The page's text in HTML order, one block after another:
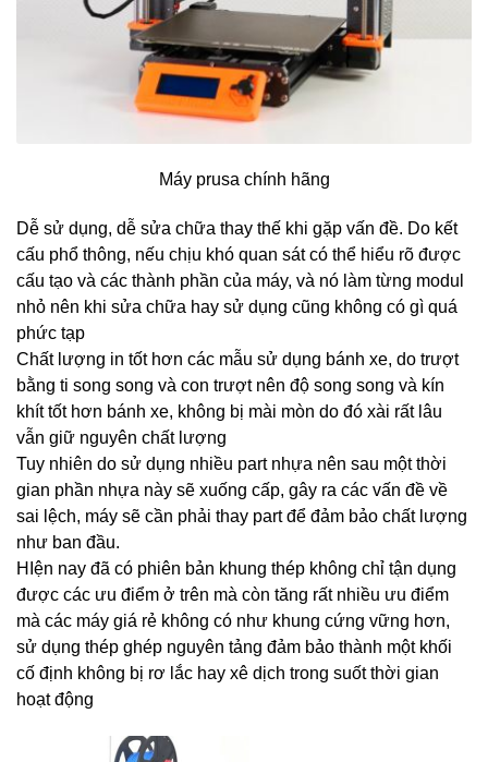
Máy prusa chính hãng
Dễ sử dụng, dễ sửa chữa thay thế khi gặp vấn đề. Do kết
cấu phổ thông, nếu chịu khó quan sát có thể hiểu rõ được
cấu tạo và các thành phần của máy, và nó làm từng modul
nhỏ nên khi sửa chữa hay sử dụng cũng không có gì quá
phức tạp
Chất lượng in tốt hơn các mẫu sử dụng bánh xe, do trượt
bằng ti song song và con trượt nên độ song song và kín
khít tốt hơn bánh xe, không bị mài mòn do đó xài rất lâu
vẫn giữ nguyên chất lượng
Tuy nhiên do sử dụng nhiều part nhựa nên sau một thời
gian phần nhựa này sẽ xuống cấp, gây ra các vấn đề về
sai lệch, máy sẽ cần phải thay part để đảm bảo chất lượng
như ban đầu.
HIện nay đã có phiên bản khung thép không chỉ tận dụng
được các ưu điểm ở trên mà còn tăng rất nhiều ưu điểm
mà các máy giá rẻ không có như khung cứng vững hơn,
sử dụng thép ghép nguyên tảng đảm bảo thành một khối
cố định không bị rơ lắc hay xê dịch trong suốt thời gian
hoạt động